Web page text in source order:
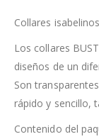
Collares
Los collares
diseños de un
Son
rápido y sencillo,
Contenido del